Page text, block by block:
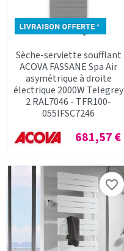
Sèche-serviette soufflant
ACOVA FASSANE Spa Air
asymétrique à droite
électrique 2000W Telegrey
2 RAL7046 - TFR100-
055IFSC7246
Prix
681,57 €
favorite_border